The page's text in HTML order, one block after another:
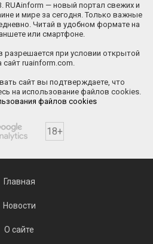
RUAinform — новый портал свежих и
и мире за сегодня. Только важные
Читай в удобном формате на
или смартфоне.
разрешается при условии открытой
сайт ruainform.com.
сайт вы подтверждаете, что
на использование файлов cookies.
файлов cookies
18+
Главная
Новости
О сайте